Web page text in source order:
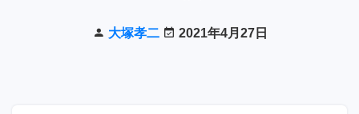
大塚孝二 2021年4月27日